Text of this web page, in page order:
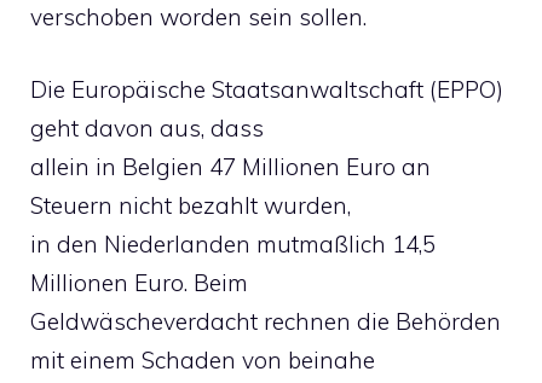
verschoben worden sein sollen.
Die Europäische Staatsanwaltschaft (EPPO)
geht davon aus, dass
allein in Belgien 47 Millionen Euro an
Steuern nicht bezahlt wurden,
in den Niederlanden mutmaßlich 14,5
Millionen Euro. Beim
Geldwäscheverdacht rechnen die Behörden
mit einem Schaden von beinahe